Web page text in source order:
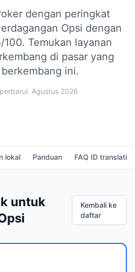
dengan peringkat
Opsi dengan
100. Temukan layanan
di pasar yang
ini.
Agustus 2026
lokal Panduan FAQ ID
untuk
Kembali ke
daftar